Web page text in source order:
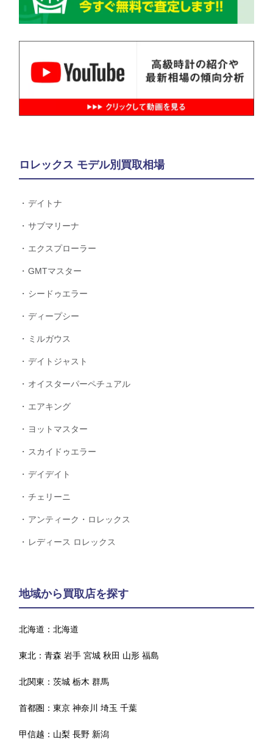
ロレックス モデル別買取相場
デイトナ
サブマリーナ
エクスプローラー
GMTマスター
シードゥエラー
ディープシー
ミルガウス
デイトジャスト
オイスターパーペチュアル
エアキング
ヨットマスター
スカイドゥエラー
デイデイト
チェリーニ
アンティーク・ロレックス
レディース ロレックス
地域から買取店を探す
北海道：北海道
東北：青森 岩手 宮城 秋田 山形 福島
北関東：茨城 栃木 群馬
首都圏：東京 神奈川 埼玉 千葉
甲信越： 山梨 長野 新潟